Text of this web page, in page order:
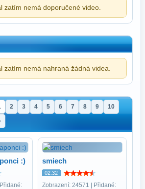
zatím nemá doporučené video.
zatím nemá nahraná žádná videa.
2 3 4 5 6 7 8 9 10
:) smiech
02:32
Zobrazení: 24571 | Přidané: